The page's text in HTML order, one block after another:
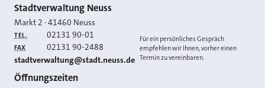
Kontakt
Stadtverwaltung Neuss
Markt 2 ·41460 Neuss
TEL. 02131 90-01
FAX 02131 90-2488
E-MAIL
stadtverwaltung@stadt.neuss.de
Für ein persönliches Gespräch
empfehlen wir Ihnen, vorher einen
Termin zu vereinbaren.
Öffnungszeiten